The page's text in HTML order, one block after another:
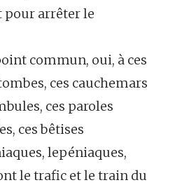
pour arrêter le
commun, oui, à ces
ces cauchemars
ces paroles
ces bêtises
lepéniaques,
le trafic et le train du